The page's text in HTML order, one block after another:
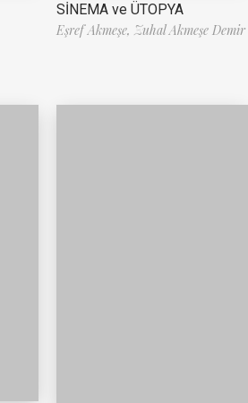
SİNEMA ve ÜTOPYA
Eşref Akmeşe, Zuhal Akmeşe Demir